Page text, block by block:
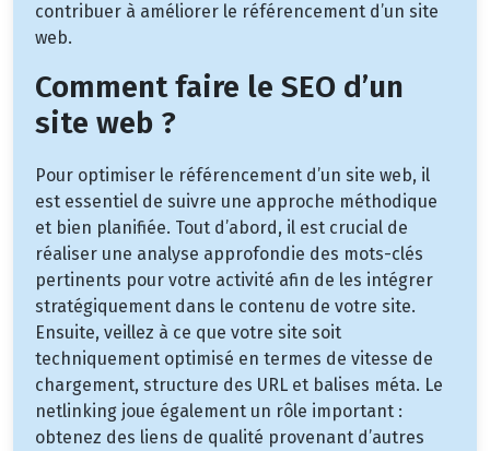
contribuer à améliorer le référencement d’un site
web.
Comment faire le SEO d’un
site web ?
Pour optimiser le référencement d’un site web, il
est essentiel de suivre une approche méthodique
et bien planifiée. Tout d’abord, il est crucial de
réaliser une analyse approfondie des mots-clés
pertinents pour votre activité afin de les intégrer
stratégiquement dans le contenu de votre site.
Ensuite, veillez à ce que votre site soit
techniquement optimisé en termes de vitesse de
chargement, structure des URL et balises méta. Le
netlinking joue également un rôle important :
obtenez des liens de qualité provenant d’autres